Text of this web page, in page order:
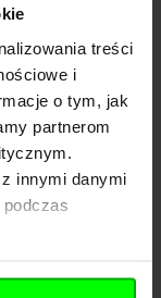
treści
i
o tym, jak
partnerom
innymi danymi
10x25